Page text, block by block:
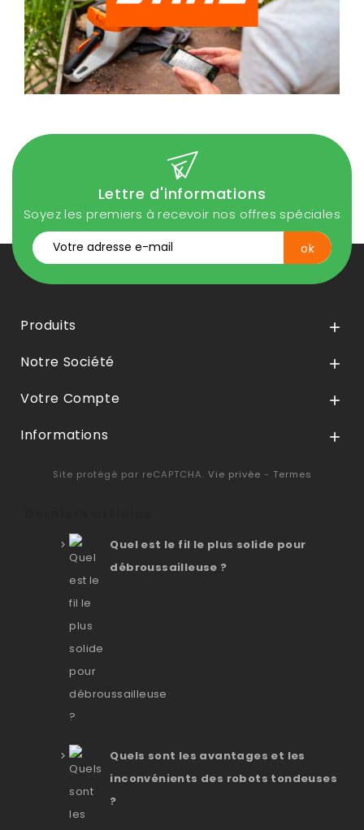
Lettre d'informations
Soyez les premiers à recevoir nos offres spéciales
Produits 
Notre Société 
Votre Compte 
Informations 
Site protégé par reCAPTCHA. Vie privée - Termes
Quel est le fil le plus solide pour
débroussailleuse ?
Quels sont les avantages et les
inconvénients des robots tondeuses
?